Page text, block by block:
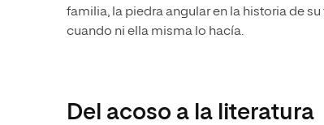
familia, la piedra angular en la historia de
cuando ni ella misma lo hacía.
Del acoso a la literatura